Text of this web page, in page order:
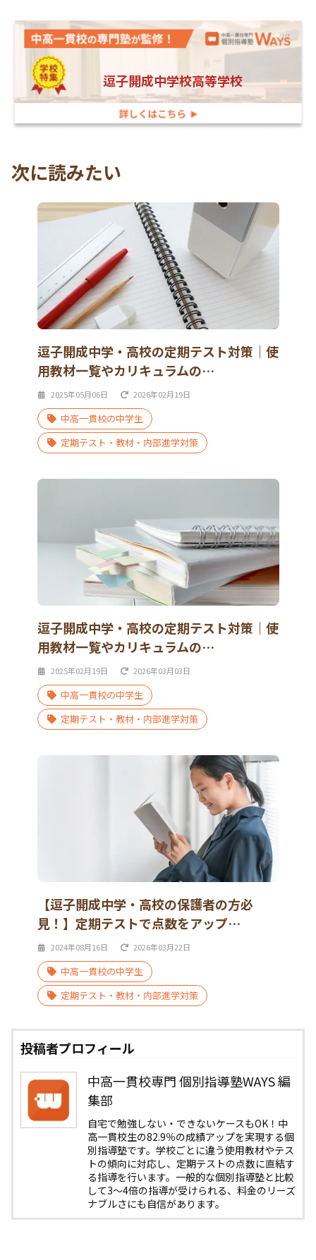
逗子開成中学校高等学校
次に読みたい
逗子開成中学・高校の定期テスト対策｜使
用教材一覧やカリキュラムの…
2025年05月06日 2026年02月19日
中高一貫校の中学生
定期テスト・教材・内部進学対策
逗子開成中学・高校の定期テスト対策｜使
用教材一覧やカリキュラムの…
2025年02月19日 2026年03月03日
中高一貫校の中学生
定期テスト・教材・内部進学対策
【逗子開成中学・高校の保護者の方必
見！】定期テストで点数をアップ…
2024年08月16日 2026年03月22日
中高一貫校の中学生
定期テスト・教材・内部進学対策
投稿者プロフィール
中高一貫校専門 個別指導塾WAYS 編
集部
自宅で勉強しない・できないケースもOK！中
高一貫校生の82.9％の成績アップを実現する個
別指導塾です。学校ごとに違う使用教材やテス
トの傾向に対応し、定期テストの点数に直結す
る指導を行います。一般的な個別指導塾と比較
して3〜4倍の指導が受けられる、料金のリーズ
ナブルさにも自信があります。